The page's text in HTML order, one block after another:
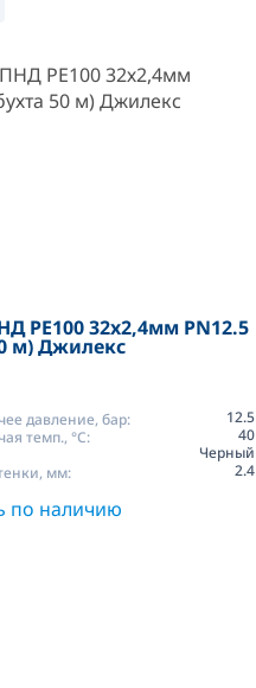
РЕ100 32х2,4мм PN12.5
м) Джилекс
давление, бар:
12.5
темп., °С:
40
Черный
мм:
2.4
по наличию